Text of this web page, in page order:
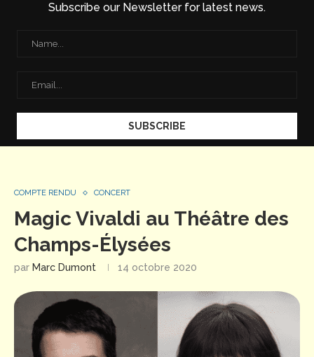
Subscribe our Newsletter for latest news.
COMPTE RENDU CONCERT
Magic Vivaldi au Théâtre des
Champs-Élysées
par Marc Dumont 14 octobre 2020